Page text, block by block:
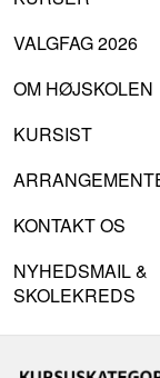
VALGFAG 2026
OM HØJSKOLEN
KURSIST
KONTAKT OS
NYHEDSMAIL &
SKOLEKREDS